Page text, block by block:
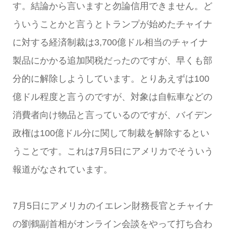
す。結論から言いますと勿論信用できません。ど
ういうことかと言うとトランプが始めたチャイナ
に対する経済制裁は3,700億ドル相当のチャイナ
製品にかかる追加関税だったのですが、早くも部
分的に解除しようしています。とりあえずは100
億ドル程度と言うのですが、対象は自転車などの
消費者向け物品と言っているのですが、バイデン
政権は100億ドル分に関して制裁を解除するとい
うことです。これは7月5日にアメリカでそういう
報道がなされています。
7月5日にアメリカのイエレン財務長官とチャイナ
の劉鶴副首相がオンライン会談をやって打ち合わ